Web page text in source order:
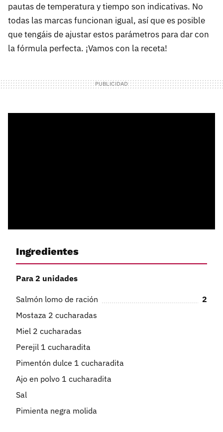
pautas de temperatura y tiempo son indicativas. No
todas las marcas funcionan igual, así que es posible
que tengáis de ajustar estos parámetros para dar con
la fórmula perfecta. ¡Vamos con la receta!
Ingredientes
Para 2 unidades
Salmón lomo de ración
2
Mostaza 2 cucharadas
Miel 2 cucharadas
Perejil 1 cucharadita
Pimentón dulce 1 cucharadita
Ajo en polvo 1 cucharadita
Sal
Pimienta negra molida